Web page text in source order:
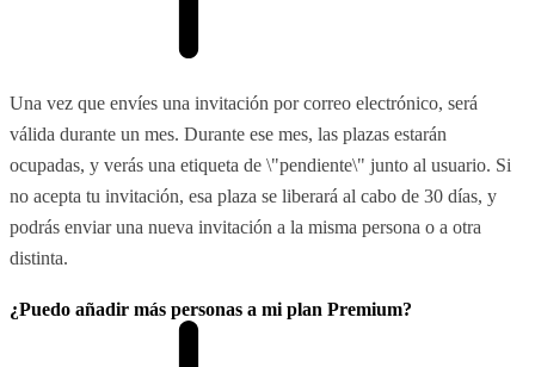
Una vez que envíes una invitación por correo electrónico, será
válida durante un mes. Durante ese mes, las plazas estarán
ocupadas, y verás una etiqueta de \"pendiente\" junto al usuario. Si
no acepta tu invitación, esa plaza se liberará al cabo de 30 días, y
podrás enviar una nueva invitación a la misma persona o a otra
distinta.
¿Puedo añadir más personas a mi plan Premium?